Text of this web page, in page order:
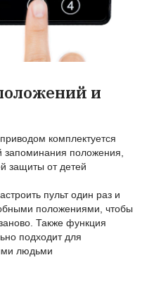
и
комплектуется
положения,
защиты от детей
пульт один раз и
положениями, чтобы
Также функция
подходит для
людьми